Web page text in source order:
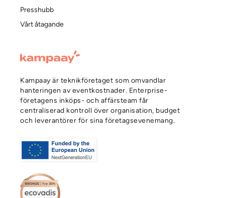
Kampaay är teknikföretaget som omvandlar
hanteringen av eventkostnader. Enterprise-
företagens inköps- och affärsteam får
centraliserad kontroll över organisation, budget
och leverantörer för sina företagsevenemang.
Presshubb
Vårt åtagande